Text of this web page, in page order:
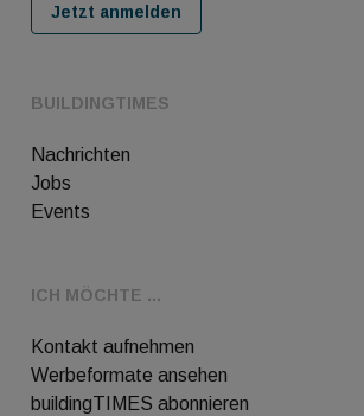
BUILDINGTIMES
Nachrichten
Jobs
Events
ICH MÖCHTE ...
Kontakt aufnehmen
Werbeformate ansehen
buildingTIMES abonnieren
Jetzt anmelden